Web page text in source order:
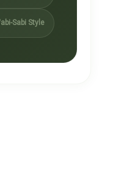
Sabi Style